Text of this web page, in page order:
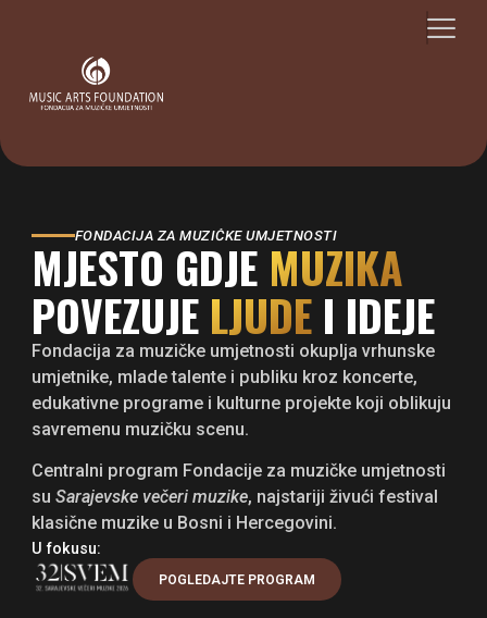
FONDACIJA ZA MUZIČKE UMJETNOSTI
MJESTO GDJE MUZIKA
POVEZUJE LJUDEI IDEJE
Fondacija za muzičke umjetnosti okuplja vrhunske
umjetnike, mlade talente i publiku kroz koncerte,
edukativne programe i kulturne projekte koji oblikuju
savremenu muzičku scenu.
Centralni program Fondacije za muzičke umjetnosti
su Sarajevske večeri muzike, najstariji živući festival
klasične muzike u Bosni i Hercegovini.
U fokusu:
POGLEDAJTE PROGRAM